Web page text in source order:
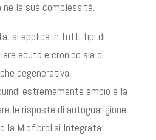
sua complessità.
si applica in tutti tipi di
acuto e cronico sia di
degenerativa.
estremamente ampio e la
le risposte di autoguarigione
la Miofibrolisi Integrata